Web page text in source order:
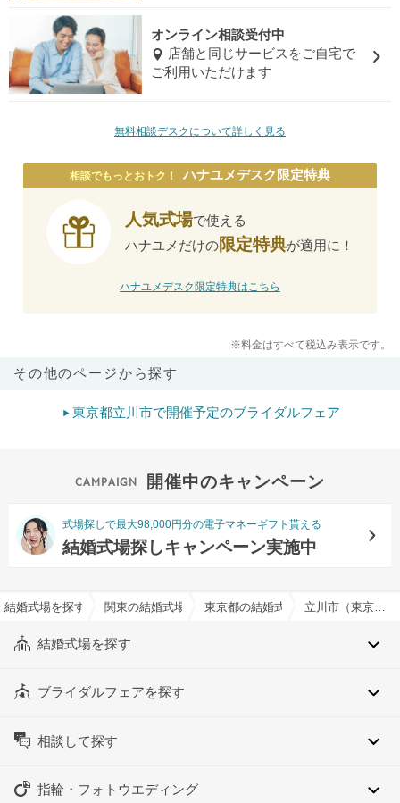
オンライン相談受付中
店舗と同じサービスをご自宅で
ご利用いただけます
無料相談デスクについて詳しく見る
相談でもっとおトク！ ハナユメデスク限定特典
人気式場で使える
ハナユメだけの限定特典が適用に！
ハナユメデスク限定特典はこちら
※料金はすべて税込み表示です。
その他のページから探す
東京都立川市で開催予定のブライダルフェア
開催中のキャンペーン
式場探しで最大98,000円分の電子マネーギフト貰える
結婚式場探しキャンペーン実施中
結婚式場を探すならハナユメ
関東の結婚式場 東京都の結婚式場
結婚式場を探す
ブライダルフェアを探す
相談して探す
指輪・フォトウエディング